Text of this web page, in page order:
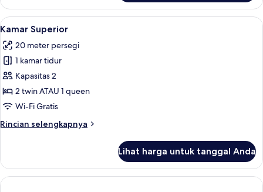
Penthouse
(Pool)
Lihat
semua
foto
untuk
Kamar
Superior
Kamar Superior | Selimut bulu
5
Kamar Superior
20 meter persegi
1 kamar tidur
Kapasitas 2
2 twin ATAU 1 queen
Wi-Fi Gratis
Rincian selengkapnya
Rincian
Kamar
Superior
Lihat harga untuk tanggal Anda